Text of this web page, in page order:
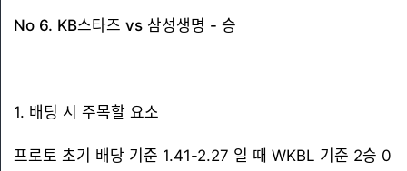
No 6. KB스타즈 vs 삼성생명 - 승
1. 배팅 시 주목할 요소
프로토 초기 배당 기준 1.41-2.27 일 때 WKBL 기준 2승 0